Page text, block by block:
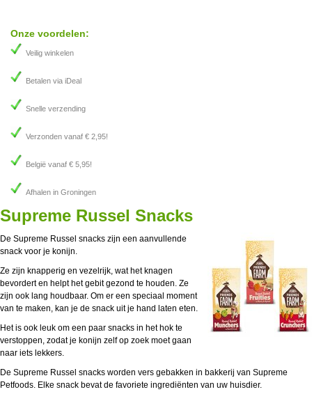
Onze voordelen:
Veilig winkelen
Betalen via iDeal
Snelle verzending
Verzonden vanaf € 2,95!
België vanaf € 5,95!
Afhalen in Groningen
Supreme Russel Snacks
De Supreme Russel snacks zijn een aanvullende
snack voor je konijn.
Ze zijn knapperig en vezelrijk, wat het knagen
bevordert en helpt het gebit gezond te houden. Ze
zijn ook lang houdbaar. Om er een speciaal moment
van te maken, kan je de snack uit je hand laten eten.
Het is ook leuk om een paar snacks in het hok te
verstoppen, zodat je konijn zelf op zoek moet gaan
naar iets lekkers.
De Supreme Russel snacks worden vers gebakken in bakkerij van Supreme
Petfoods. Elke snack bevat de favoriete ingrediënten van uw huisdier.